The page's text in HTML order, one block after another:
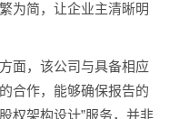
为简，让企业主清晰明
面，该公司与具备相应
合作，能够确保报告的
权架构设计”服务，并非